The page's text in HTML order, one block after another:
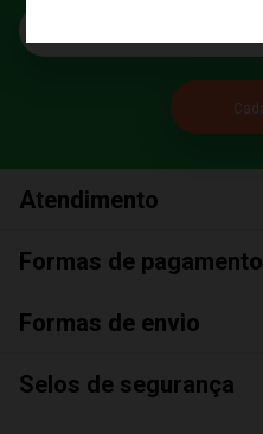
E-mail
Atendimento
Formas de pagamento
Formas de envio
Selos de segurança